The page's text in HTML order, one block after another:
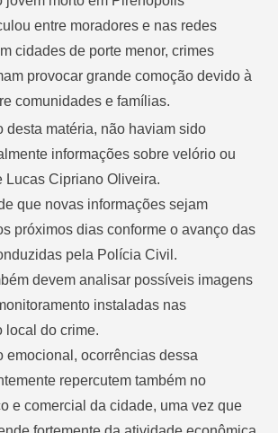
entre moradores e nas redes
cidades de porte menor, crimes
provocar grande comoção devido à
comunidades e famílias.
desta matéria, não haviam sido
informações sobre velório ou
Lucas Cipriano Oliveira.
que novas informações sejam
próximos dias conforme o avanço das
pela Polícia Civil.
devem analisar possíveis imagens
instaladas nas
local do crime.
emocional, ocorrências dessa
repercutem também no
e comercial da cidade, uma vez que